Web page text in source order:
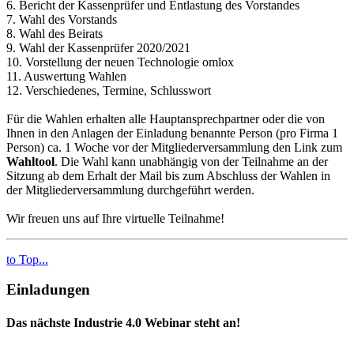
6. Bericht der Kassenprüfer und Entlastung des Vorstandes
7. Wahl des Vorstands
8. Wahl des Beirats
9. Wahl der Kassenprüfer 2020/2021
10. Vorstellung der neuen Technologie omlox
11. Auswertung Wahlen
12. Verschiedenes, Termine, Schlusswort
Für die Wahlen erhalten alle Hauptansprechpartner oder die von
Ihnen in den Anlagen der Einladung benannte Person (pro Firma 1
Person) ca. 1 Woche vor der Mitgliederversammlung den Link zum
Wahltool. Die Wahl kann unabhängig von der Teilnahme an der
Sitzung ab dem Erhalt der Mail bis zum Abschluss der Wahlen in
der Mitgliederversammlung durchgeführt werden.
Wir freuen uns auf Ihre virtuelle Teilnahme!
to Top...
Einladungen
Das nächste Industrie 4.0 Webinar steht an!